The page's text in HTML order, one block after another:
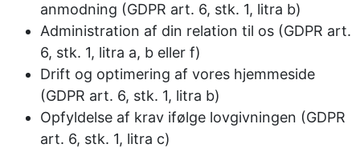
anmodning (GDPR art. 6, stk. 1, litra b)
Administration af din relation til os (GDPR art.
6, stk. 1, litra a, b eller f)
Drift og optimering af vores hjemmeside
(GDPR art. 6, stk. 1, litra b)
Opfyldelse af krav ifølge lovgivningen (GDPR
art. 6, stk. 1, litra c)